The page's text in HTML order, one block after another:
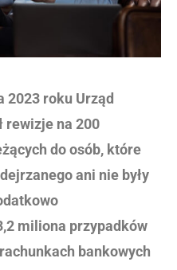
2023 roku Urząd
rewizje na 200
do osób, które
ani nie były
miliona przypadków
bankowych